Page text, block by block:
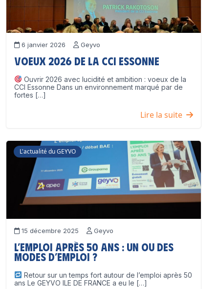
6 janvier 2026 Geyvo
Voeux 2026 de la CCI Essonne
Ouvrir 2026 avec lucidité et ambition : voeux de la
CCI Essonne Dans un environnement marqué par de
fortes […]
Lire la suite
L'actualité du GEYVO
15 décembre 2025 Geyvo
L’emploi après 50 ans : un ou des
modes d’emploi ?
Retour sur un temps fort autour de l’emploi après 50
ans Le GEYVO ILE DE FRANCE a eu le […]